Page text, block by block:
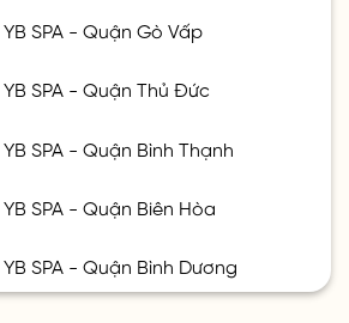
SPA - Quận Gò Vấp
SPA - Quận Thủ Đức
SPA - Quận Bình Thạnh
SPA - Quận Biên Hòa
SPA - Quận Bình Dương